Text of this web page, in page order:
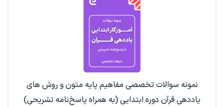
نمونه سوالات تخصصی مفاهیم پایه متون و روش های
یاددهی قرآن دوره ابتدایی (به همراه پاسخ‌نامه تشریحی)